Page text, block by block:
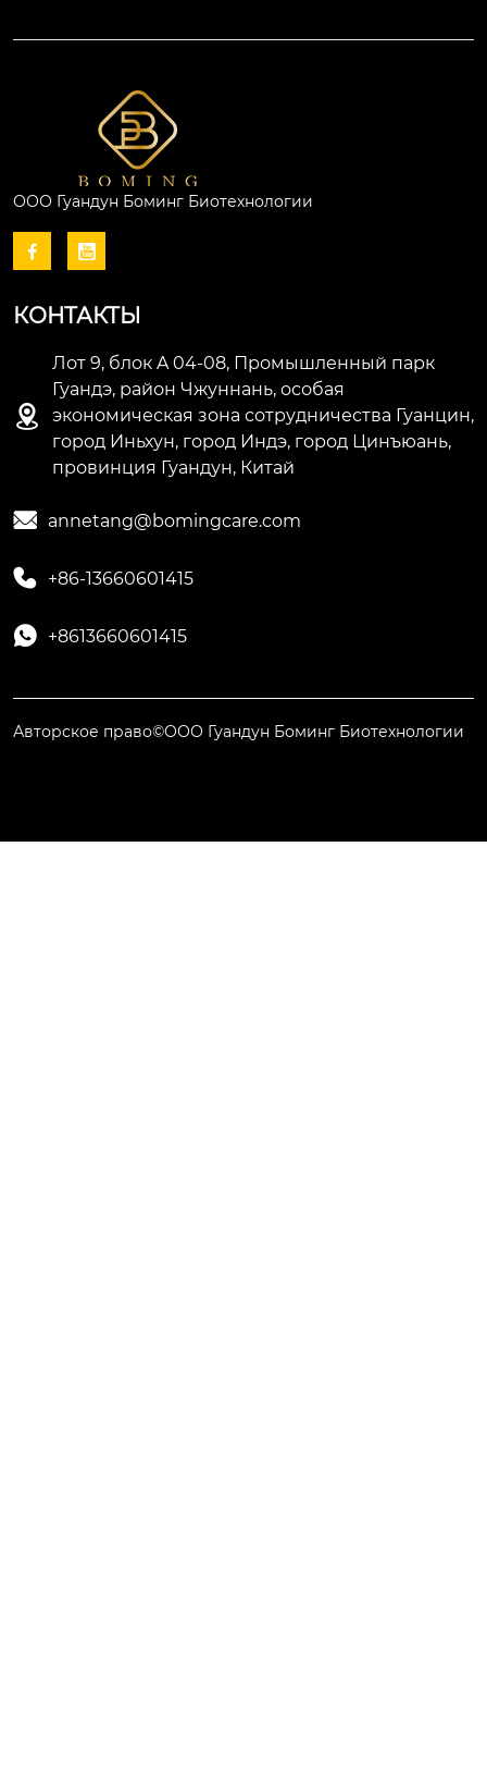
ООО Гуандун Боминг Биотехнологии
 
КОНТАКТЫ

Лот 9, блок A 04-08, Промышленный парк
Гуандэ, район Чжуннань, особая
экономическая зона сотрудничества Гуанцин,
город Иньхун, город Индэ, город Цинъюань,
провинция Гуандун, Китай
 annetang@bomingcare.com
 +86-13660601415
 +8613660601415
Авторское право©ООО Гуандун Боминг Биотехнологии